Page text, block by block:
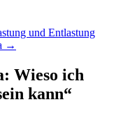
und Entlastung
→
Wieso ich
kann“